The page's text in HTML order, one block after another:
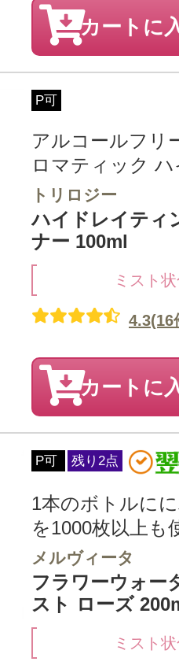
カートに
P可
アルコールフリ
ロマティック
トリロジー
ハイドレイティ
ナー 100ml
ミスト
4.3(16
カートに
P可 残り2点
1本のボトルに
を1000枚以上も
メルヴィータ
フラワーウォー
スト ローズ
ミスト